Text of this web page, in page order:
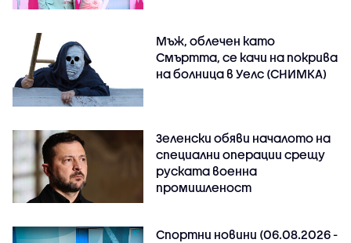
Мъж, облечен като
Смъртта, се качи на покрива
на болница в Уелс (СНИМКА)
Зеленски обяви началото на
специални операции срещу
руската военна
промишленост
Спортни новини (06.08.2026 -